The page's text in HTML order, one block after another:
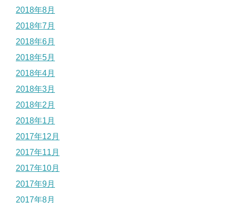
2018年8月
2018年7月
2018年6月
2018年5月
2018年4月
2018年3月
2018年2月
2018年1月
2017年12月
2017年11月
2017年10月
2017年9月
2017年8月